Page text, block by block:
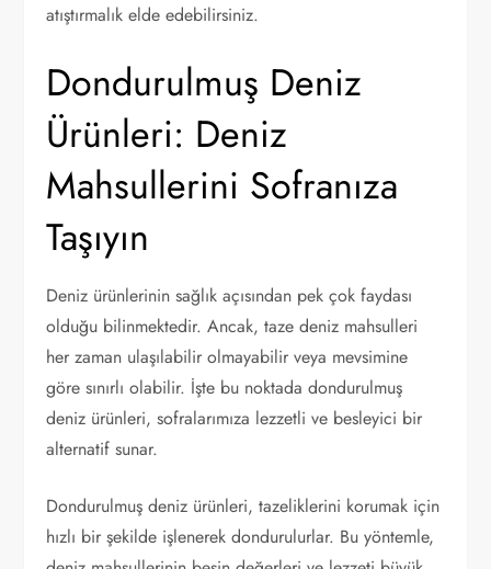
atıştırmalık elde edebilirsiniz.
Dondurulmuş Deniz
Ürünleri: Deniz
Mahsullerini Sofranıza
Taşıyın
Deniz ürünlerinin sağlık açısından pek çok faydası
olduğu bilinmektedir. Ancak, taze deniz mahsulleri
her zaman ulaşılabilir olmayabilir veya mevsimine
göre sınırlı olabilir. İşte bu noktada dondurulmuş
deniz ürünleri, sofralarımıza lezzetli ve besleyici bir
alternatif sunar.
Dondurulmuş deniz ürünleri, tazeliklerini korumak için
hızlı bir şekilde işlenerek dondurulurlar. Bu yöntemle,